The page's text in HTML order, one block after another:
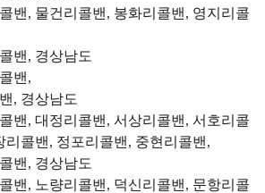
밴, 물건리콜밴, 봉화리콜밴, 영지리콜
밴, 경상남도
밴,
, 경상남도
밴, 대정리콜밴, 서상리콜밴, 서호리콜
리콜밴, 정포리콜밴, 중현리콜밴,
밴, 경상남도
밴, 노량리콜밴, 덕신리콜밴, 문항리콜